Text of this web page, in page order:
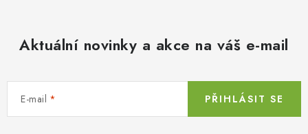
Aktuální novinky a akce na váš e-mail
E-mail PŘIHLÁSIT SE